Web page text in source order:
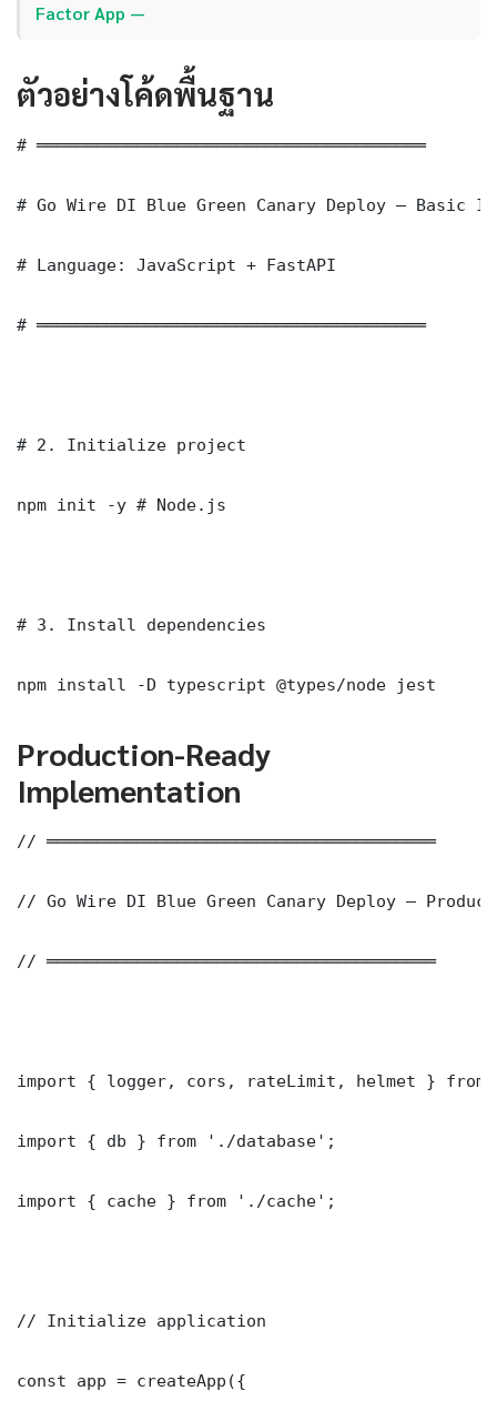
Factor App —
ตัวอย่างโค้ดพื้นฐาน
# ═══════════════════════════════════════
# Go Wire DI Blue Green Canary Deploy — Basic
# Language: JavaScript + FastAPI
# ═══════════════════════════════════════
# 2. Initialize project
npm init -y # Node.js
# 3. Install dependencies
npm install -D typescript @types/node jest
Production-Ready
Implementation
// ═══════════════════════════════════════
// Go Wire DI Blue Green Canary Deploy —
// ═══════════════════════════════════════
import { logger, cors, rateLimit, helmet } from
import { db } from './database';
import { cache } from './cache';
// Initialize application
const app = createApp({